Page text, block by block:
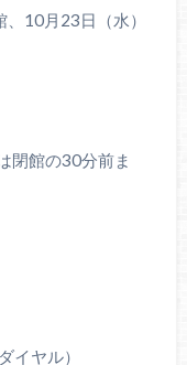
10月23日（水）
閉館の30分前ま
イヤル）